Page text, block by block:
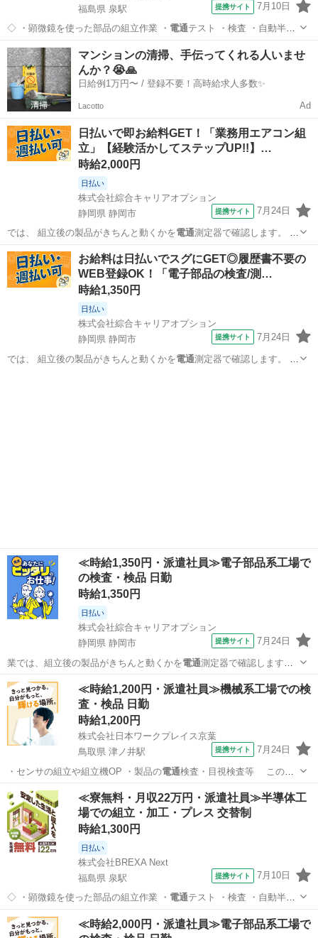
福島県 泉駅
提携サイト 7月10日
◇ ・顕微鏡を使った部品の組立作業 ・ 電通テスト ・検査 ・自動半田
付け ★ク…
福島 いわき市 その他
マンションの清掃、手伝ってくれる人いませ
んか？😭🙏
日給例1万円〜 / 登録不要！高時給求人多数✨
Lacotto Ad
日払いで即お給料GET！「業務用エアコン組
立」【経験活かしてステップUP!!】…
時給2,000円
日払い
株式会社綜合キャリアオプション
静岡県 静岡市
提携サイト 7月24日
では、 組立後の製品がきちんと動くかを電通測定器で確認します。 ま
た、 加工後の…
静岡 静岡市 工場
お給料は日払いでスグにGET◎履歴書不要の
WEB登録OK！「電子部品の検査/測…
時給1,350円
日払い
株式会社綜合キャリアオプション
静岡県 静岡市
提携サイト 7月24日
では、 組立後の製品がきちんと動くかを電通測定器で確認します。 ま
≪時給1,350円・派遣社員≫電子部品系工場で
の検査・検品 日勤
時給1,350円
日払い
株式会社綜合キャリアオプション
静岡県 静岡市
提携サイト 7月24日
業では、組立後の製品がきちんと動くかを電通測定器で確認します。
また、加工後の製…
静岡 静岡市 その他
≪時給1,200円・派遣社員≫機械系工場での検
査・検品 日勤
時給1,200円
株式会社日本ワークプレイス京葉
鳥取県 津ノ井駅
提携サイト 7月24日
・センサの組立や組立機OP ・製品の電通検査・目視検査等 このお
仕事の特典…
鳥取 鳥取市 津ノ井駅 その他
≪寮無料・月収22万円・派遣社員≫半導体工
場での組立・加工・プレス 交替制
時給1,300円
日払い
株式会社BREXA Next
福島県 泉駅
提携サイト 7月10日
◇ ・顕微鏡を使った部品の組立作業 ・ 電通テスト ・検査 ・自動半田
付け ★ク…
福島 いわき市 泉駅 その他
≪時給2,000円・派遣社員≫電子部品系工場で